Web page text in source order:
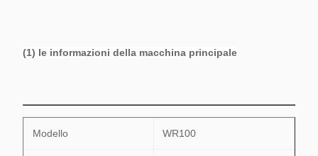
(1) le informazioni della macchina principale
Modello WR100